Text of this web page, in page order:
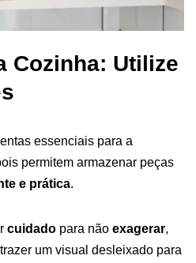
Cozinha: Utilize
essenciais para a
permitem armazenar peças
e prática.
cuidado para não exagerar,
um visual desleixado para